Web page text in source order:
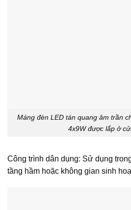
Máng đèn LED tán quang âm trần
4x9W được lắp ở
Công trình dân dụng: Sử dụng
tầng hầm hoặc không gian sinh